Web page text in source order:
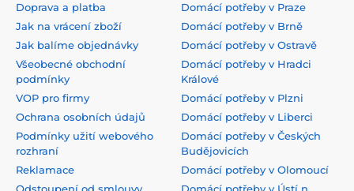
Doprava a platba
Jak na vrácení zboží
Jak balíme objednávky
Všeobecné obchodní
podmínky
VOP pro firmy
Ochrana osobních údajů
Podmínky užití webového
rozhraní
Reklamace
Domácí potřeby v Praze
Domácí potřeby v Brně
Domácí potřeby v Ostravě
Domácí potřeby v Hradci
Králové
Domácí potřeby v Plzni
Domácí potřeby v Liberci
Domácí potřeby v Českých
Budějovicích
Domácí potřeby v Olomoucí